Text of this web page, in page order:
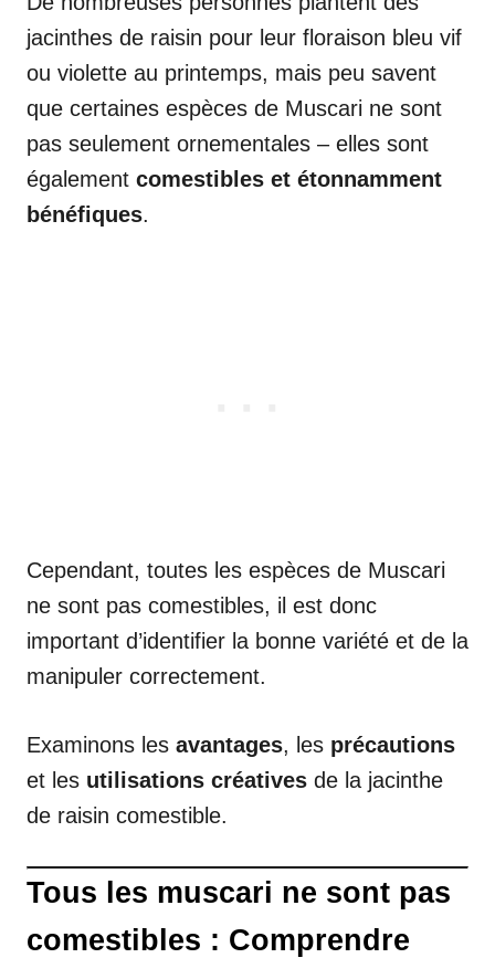
jacinthes de raisin pour leur floraison bleu vif
ou violette au printemps, mais peu savent
que certaines espèces de Muscari ne sont
pas seulement ornementales – elles sont
également comestibles et étonnamment
bénéfiques.
Cependant, toutes les espèces de Muscari
ne sont pas comestibles, il est donc
important d’identifier la bonne variété et de la
manipuler correctement.
Examinons les avantages, les précautions
et les utilisations créatives de la jacinthe
de raisin comestible.
Tous les muscari ne sont pas
comestibles : Comprendre